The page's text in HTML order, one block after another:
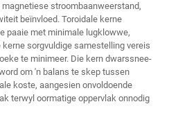
stroombaanweerstand,
beïnvloed. Toroidale kerne
paaie met minimale lugklowwe,
sorgvuldige samestelling vereis
te minimeer. Die kern dwarssnee-
om 'n balans te skep tussen
koste, aangesien onvoldoende
terwyl oormatige oppervlak onnodig